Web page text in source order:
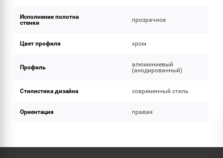
Исполнение полотна
стенки
прозрачное
Цвет профиля хром
Профиль
алюминиевый
(анодированный)
Стилистика дизайна современный стиль
Ориентация правая